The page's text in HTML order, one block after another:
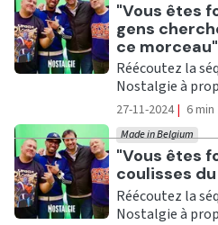
Ecouter
"Vous êtes
gens
ce morceau"
Réécoutez la
Nostalgie à
27-11-2024 | 6 min
Ecouter
"Vous êtes
coulisses
Made in Belgium
Réécoutez la
Nostalgie à